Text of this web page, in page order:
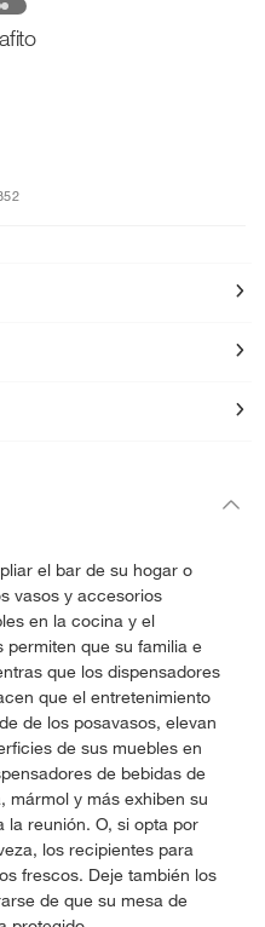
el bar de su hogar o
vasos y accesorios
en la cocina y el
permiten que su familia e
que los dispensadores
que el entretenimiento
de los posavasos, elevan
de sus muebles en
de bebidas de
mármol y más exhiben su
reunión. O, si opta por
los recipientes para
frescos. Deje también los
de que su mesa de